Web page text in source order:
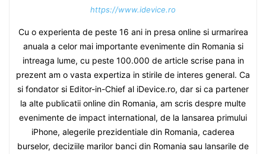
https://www.idevice.ro
Cu o experienta de peste 16 ani in presa online si urmarirea
anuala a celor mai importante evenimente din Romania si
intreaga lume, cu peste 100.000 de article scrise pana in
prezent am o vasta expertiza in stirile de interes general. Ca
si fondator si Editor-in-Chief al iDevice.ro, dar si ca partener
la alte publicatii online din Romania, am scris despre multe
evenimente de impact international, de la lansarea primului
iPhone, alegerile prezidentiale din Romania, caderea
burselor, deciziile marilor banci din Romania sau lansarile de